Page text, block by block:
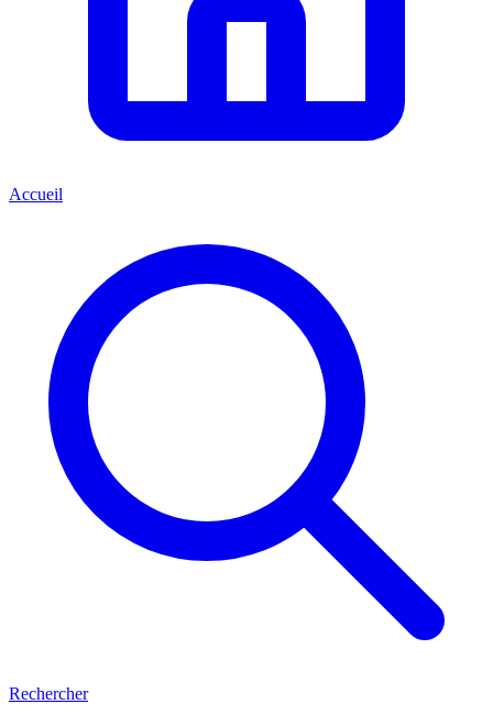
Accueil
Rechercher